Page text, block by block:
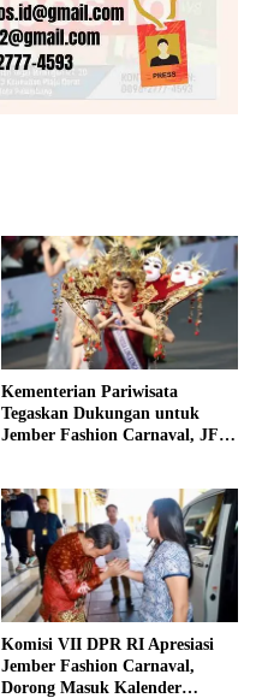
Kementerian Pariwisata
Tegaskan Dukungan untuk
Jember Fashion Carnaval, JFC
Komisi VII DPR RI Apresiasi
Jember Fashion Carnaval,
Dorong Masuk Kalender